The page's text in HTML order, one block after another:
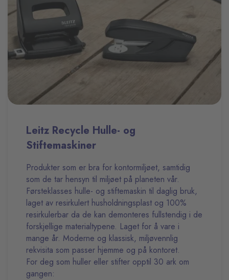
Leitz Recycle Hulle- og
Stiftemaskiner
Produkter som er bra for kontormiljøet, samtidig
som de tar hensyn til miljøet på planeten vår.
Førsteklasses hulle- og stiftemaskin til daglig bruk,
laget av resirkulert husholdningsplast og 100%
resirkulerbar da de kan demonteres fullstendig i de
forskjellige materialtypene. Laget for å vare i
mange år. Moderne og klassisk, miljøvennlig
rekvisita som passer hjemme og på kontoret.
For deg som huller eller stifter opptil 30 ark om
gangen: